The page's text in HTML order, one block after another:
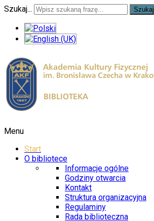
Szukaj... Szukaj
Menu
Start
O bibliotece
Informacje ogólne
Godziny otwarcia
Kontakt
Struktura organizacyjna
Regulaminy
Rada biblioteczna